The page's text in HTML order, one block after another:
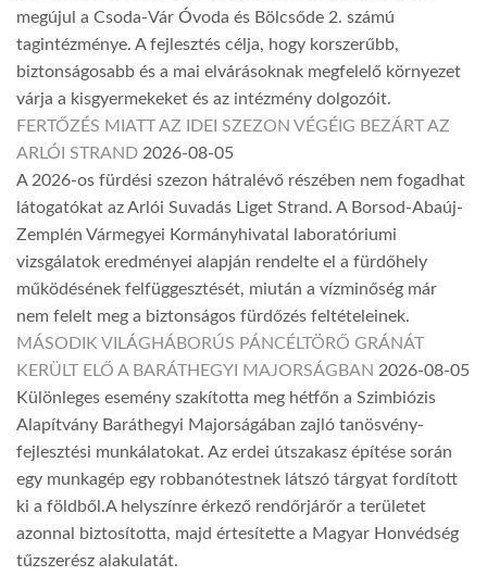
megújul a Csoda-Vár Óvoda és Bölcsőde 2. számú
tagintézménye. A fejlesztés célja, hogy korszerűbb,
biztonságosabb és a mai elvárásoknak megfelelő környezet
várja a kisgyermekeket és az intézmény dolgozóit.
FERTŐZÉS MIATT AZ IDEI SZEZON VÉGÉIG BEZÁRT AZ
ARLÓI STRAND 2026-08-05
A 2026-os fürdési szezon hátralévő részében nem fogadhat
látogatókat az Arlói Suvadás Liget Strand. A Borsod-Abaúj-
Zemplén Vármegyei Kormányhivatal laboratóriumi
vizsgálatok eredményei alapján rendelte el a fürdőhely
működésének felfüggesztését, miután a vízminőség már
nem felelt meg a biztonságos fürdőzés feltételeinek.
MÁSODIK VILÁGHÁBORÚS PÁNCÉLTÖRŐ GRÁNÁT
KERÜLT ELŐ A BARÁTHEGYI MAJORSÁGBAN 2026-08-05
Különleges esemény szakította meg hétfőn a Szimbiózis
Alapítvány Baráthegyi Majorságában zajló tanösvény-
fejlesztési munkálatokat. Az erdei útszakasz építése során
egy munkagép egy robbanótestnek látszó tárgyat fordított
ki a földből.A helyszínre érkező rendőrjárőr a területet
azonnal biztosította, majd értesítette a Magyar Honvédség
tűzszerész alakulatát.